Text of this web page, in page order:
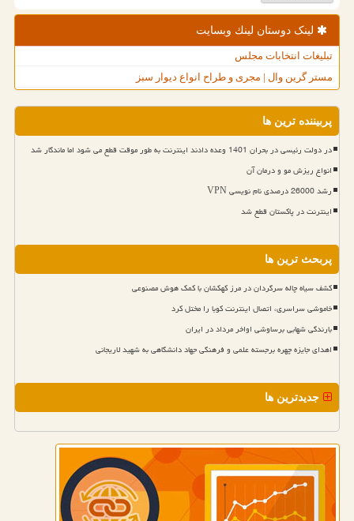
لینک دوستان لینك وبسایت
تبلیغات انتخابات مجلس
مستر گرین وال | مجری و طراح انواع دیوار سبز
پربیننده ترین ها
در دولت رئیسی در بحران 1401 وعده دادند اینترنت به طور موقت قطع می شود اما ماندگار شد
انواع ریزش مو و درمان آن
رشد 26000 درصدی نام نویسی VPN
اینترنت در پاکستان قطع شد
پربحث ترین ها
کشف سیاه چاله سرگردان در مرز کهکشان با کمک هوش مصنوعی
خاموشی سراسری، اتصال اینترنت کوبا را مختل کرد
بارندگی شهابی برساوشی اواخر مرداد در ایران
اهدای جایزه چهره برجسته علمی و فرهنگی جهاد دانشگاهی به شهید لاریجانی
جدیدترین ها